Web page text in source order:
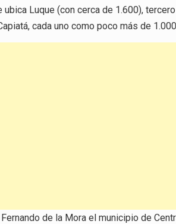
Luque (con cerca de 1.600),
cada uno como poco más de
de la Mora el municipio de